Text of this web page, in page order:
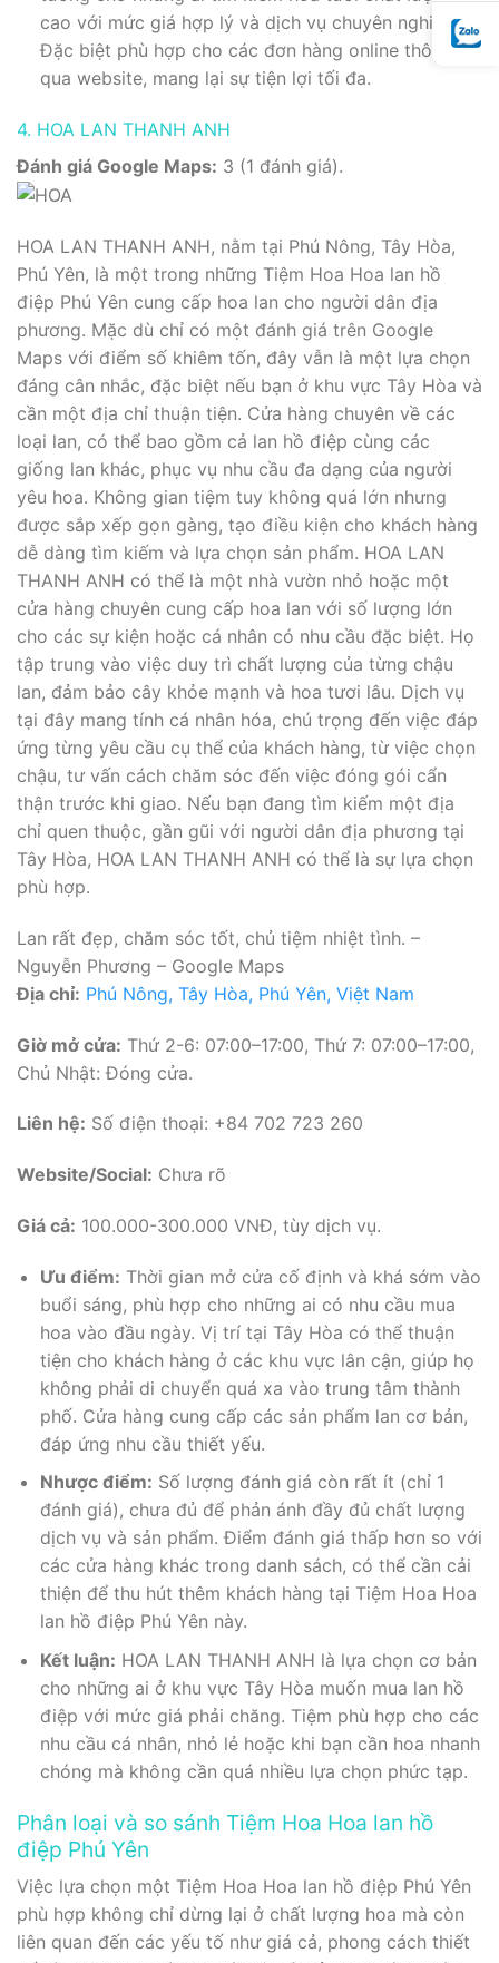
cao với mức giá hợp lý và dịch vụ chuyên nghiệp.
Đặc biệt phù hợp cho các đơn hàng online thông
qua website, mang lại sự tiện lợi tối đa.
4. HOA LAN THANH ANH
Đánh giá Google Maps: 3 (1 đánh giá).
HOA LAN THANH ANH, nằm tại Phú Nông, Tây Hòa,
Phú Yên, là một trong những Tiệm Hoa Hoa lan hồ
điệp Phú Yên cung cấp hoa lan cho người dân địa
phương. Mặc dù chỉ có một đánh giá trên Google
Maps với điểm số khiêm tốn, đây vẫn là một lựa chọn
đáng cân nhắc, đặc biệt nếu bạn ở khu vực Tây Hòa và
cần một địa chỉ thuận tiện. Cửa hàng chuyên về các
loại lan, có thể bao gồm cả lan hồ điệp cùng các
giống lan khác, phục vụ nhu cầu đa dạng của người
yêu hoa. Không gian tiệm tuy không quá lớn nhưng
được sắp xếp gọn gàng, tạo điều kiện cho khách hàng
dễ dàng tìm kiếm và lựa chọn sản phẩm. HOA LAN
THANH ANH có thể là một nhà vườn nhỏ hoặc một
cửa hàng chuyên cung cấp hoa lan với số lượng lớn
cho các sự kiện hoặc cá nhân có nhu cầu đặc biệt. Họ
tập trung vào việc duy trì chất lượng của từng chậu
lan, đảm bảo cây khỏe mạnh và hoa tươi lâu. Dịch vụ
tại đây mang tính cá nhân hóa, chú trọng đến việc đáp
ứng từng yêu cầu cụ thể của khách hàng, từ việc chọn
chậu, tư vấn cách chăm sóc đến việc đóng gói cẩn
thận trước khi giao. Nếu bạn đang tìm kiếm một địa
chỉ quen thuộc, gần gũi với người dân địa phương tại
Tây Hòa, HOA LAN THANH ANH có thể là sự lựa chọn
phù hợp.
Lan rất đẹp, chăm sóc tốt, chủ tiệm nhiệt tình. –
Nguyễn Phương – Google Maps
Địa chỉ: Phú Nông, Tây Hòa, Phú Yên, Việt Nam
Giờ mở cửa: Thứ 2-6: 07:00–17:00, Thứ 7: 07:00–17:00,
Chủ Nhật: Đóng cửa.
Liên hệ: Số điện thoại: +84 702 723 260
Website/Social: Chưa rõ
Giá cả: 100.000-300.000 VNĐ, tùy dịch vụ.
Ưu điểm: Thời gian mở cửa cố định và khá sớm vào
buổi sáng, phù hợp cho những ai có nhu cầu mua
hoa vào đầu ngày. Vị trí tại Tây Hòa có thể thuận
tiện cho khách hàng ở các khu vực lân cận, giúp họ
không phải di chuyển quá xa vào trung tâm thành
phố. Cửa hàng cung cấp các sản phẩm lan cơ bản,
đáp ứng nhu cầu thiết yếu.
Nhược điểm: Số lượng đánh giá còn rất ít (chỉ 1
đánh giá), chưa đủ để phản ánh đầy đủ chất lượng
dịch vụ và sản phẩm. Điểm đánh giá thấp hơn so với
các cửa hàng khác trong danh sách, có thể cần cải
thiện để thu hút thêm khách hàng tại Tiệm Hoa Hoa
lan hồ điệp Phú Yên này.
Kết luận: HOA LAN THANH ANH là lựa chọn cơ bản
cho những ai ở khu vực Tây Hòa muốn mua lan hồ
điệp với mức giá phải chăng. Tiệm phù hợp cho các
nhu cầu cá nhân, nhỏ lẻ hoặc khi bạn cần hoa nhanh
chóng mà không cần quá nhiều lựa chọn phức tạp.
Phân loại và so sánh Tiệm Hoa Hoa lan hồ
điệp Phú Yên
Việc lựa chọn một Tiệm Hoa Hoa lan hồ điệp Phú Yên
phù hợp không chỉ dừng lại ở chất lượng hoa mà còn
liên quan đến các yếu tố như giá cả, phong cách thiết